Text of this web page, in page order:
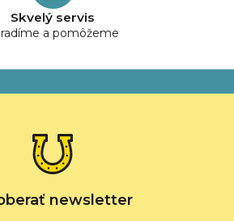
v
k
y
ý
u
Skvelý servis
a pomôžeme
newsletter